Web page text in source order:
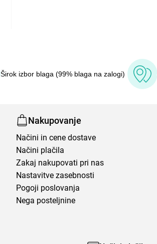
Širok izbor blaga (99% blaga na zalogi)
Nakupovanje
Načini in cene dostave
Načini plačila
Zakaj nakupovati pri nas
Nastavitve zasebnosti
Pogoji poslovanja
Nega posteljnine